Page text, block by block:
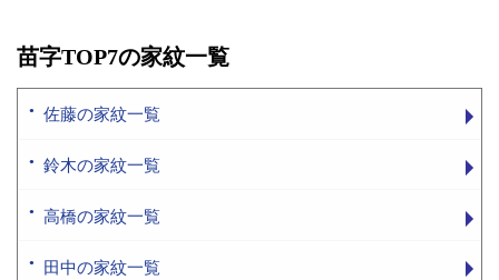
苗字TOP7の家紋一覧
佐藤の家紋一覧
鈴木の家紋一覧
高橋の家紋一覧
田中の家紋一覧